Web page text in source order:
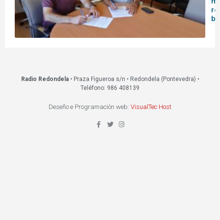
Radio Redondela• Praza Figueroa s/n • Redondela (Pontevedra) •
Teléfono: 986 408139
Deseño e Programación web: VisualTec Host